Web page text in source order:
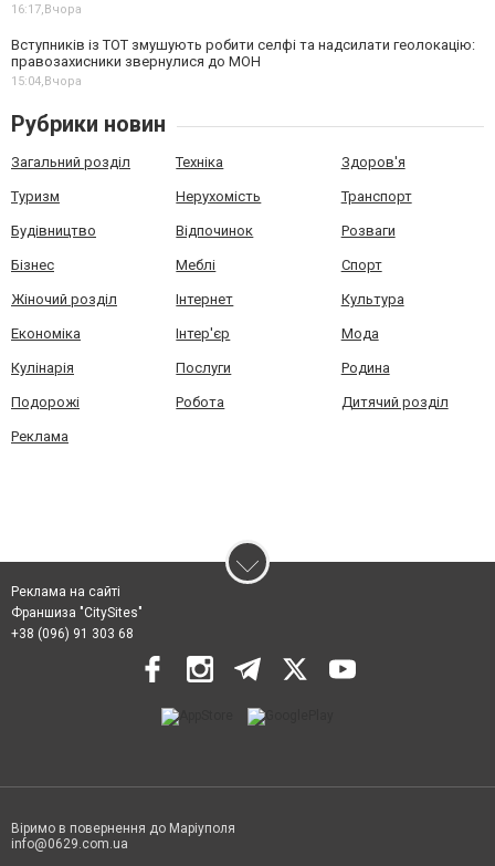
16:17, Вчора
Вступників із ТОТ змушують робити селфі та надсилати геолокацію:
правозахисники звернулися до МОН
15:04, Вчора
Рубрики новин
Загальний розділ Техніка Здоров'я
Туризм Нерухомість Транспорт
Будівництво Відпочинок Розваги
Бізнес Меблі Спорт
Жіночий розділ Інтернет Культура
Економіка Інтер'єр Мода
Кулінарія Послуги Родина
Подорожі Робота Дитячий розділ
Реклама
Реклама на сайті
Франшиза "CitySites"
+38 (096) 91 303 68
Віримо в повернення до Маріуполя
info@0629.com.ua